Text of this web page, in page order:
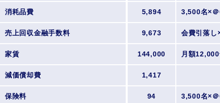
消耗品費 5,894 3,500名×
売上回収金融手数料 9,673 会費引落し
家賃 144,000 月額
減価償却費 1,417
保険料 94 3,500名×